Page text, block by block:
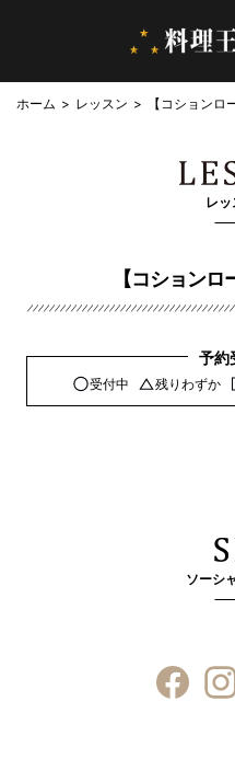
ホーム レッスン 【コション
レ
【コション
予約
受付中 残りわずか
ソーシ